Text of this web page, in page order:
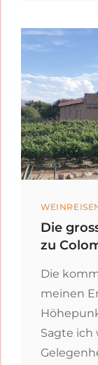
Die
zu
Die
meinen
Sagte ich